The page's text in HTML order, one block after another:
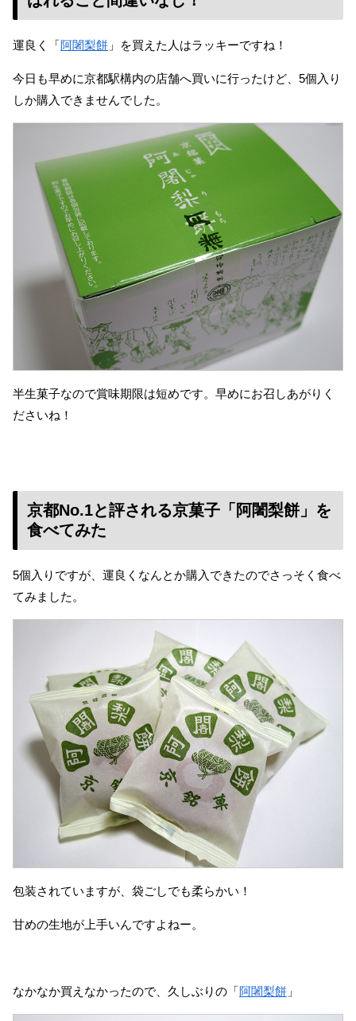
運良く「阿闍梨餅 」を買えた人はラッキーですね！
今日も早めに京都駅構内の店舗へ買いに行ったけど、5個入り
しか購入できませんでした。
半生菓子なので賞味期限は短めです。早めにお召しあがりく
ださいね！
京都No.1と評される京菓子「阿闍梨餅」を
食べてみた
5個入りですが、運良くなんとか購入できたのでさっそく食べ
てみました。
包装されていますが、袋ごしでも柔らかい！
甘めの生地が上手いんですよねー。
なかなか買えなかったので、久しぶりの「阿闍梨餅 」